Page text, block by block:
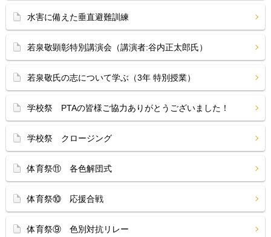
水害に備えた垂直避難訓練
若泉敬顕彰特別講演会（講演者:谷内正太郎氏）
若泉敬氏の志について学ぶ（3年 特別授業）
学校祭 PTAの皆様ご協力ありがとうございました！
学校祭 クロージング
体育祭⑪ 各色解団式
体育祭⑩ 応援合戦
体育祭⑨ 色別対抗リレー